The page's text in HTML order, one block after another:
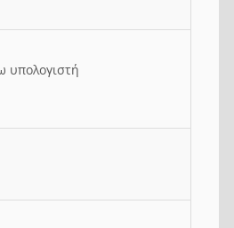
υπολογιστή